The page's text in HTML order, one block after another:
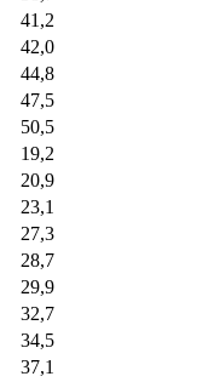
41,2
42,0
44,8
47,5
50,5
19,2
20,9
23,1
27,3
28,7
29,9
32,7
34,5
37,1